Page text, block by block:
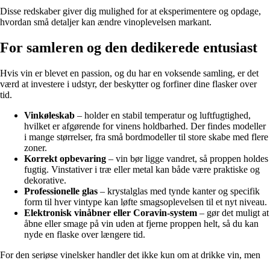
Disse redskaber giver dig mulighed for at eksperimentere og opdage,
hvordan små detaljer kan ændre vinoplevelsen markant.
For samleren og den dedikerede entusiast
Hvis vin er blevet en passion, og du har en voksende samling, er det
værd at investere i udstyr, der beskytter og forfiner dine flasker over
tid.
Vinkøleskab – holder en stabil temperatur og luftfugtighed,
hvilket er afgørende for vinens holdbarhed. Der findes modeller
i mange størrelser, fra små bordmodeller til store skabe med flere
zoner.
Korrekt opbevaring – vin bør ligge vandret, så proppen holdes
fugtig. Vinstativer i træ eller metal kan både være praktiske og
dekorative.
Professionelle glas – krystalglas med tynde kanter og specifik
form til hver vintype kan løfte smagsoplevelsen til et nyt niveau.
Elektronisk vinåbner eller Coravin-system – gør det muligt at
åbne eller smage på vin uden at fjerne proppen helt, så du kan
nyde en flaske over længere tid.
For den seriøse vinelsker handler det ikke kun om at drikke vin, men